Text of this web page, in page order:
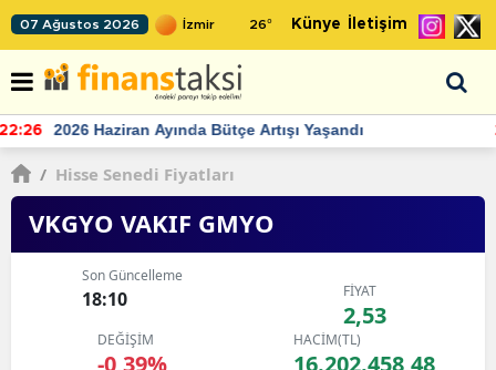
07 Ağustos 2026 26° Künye İletişim
22:24 TCMB'nin rezervlerinde artan momentum devam ediyor
/ Hisse Senedi Fiyatları
VKGYO VAKIF GMYO
Son Güncelleme
18:10 FİYAT
2,53
DEĞİŞİM
-0,39%
HACİM(TL)
16.202.458,48